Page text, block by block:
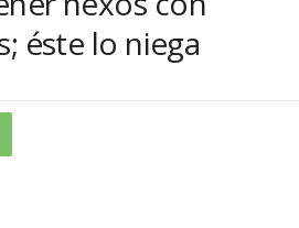
éste lo niega